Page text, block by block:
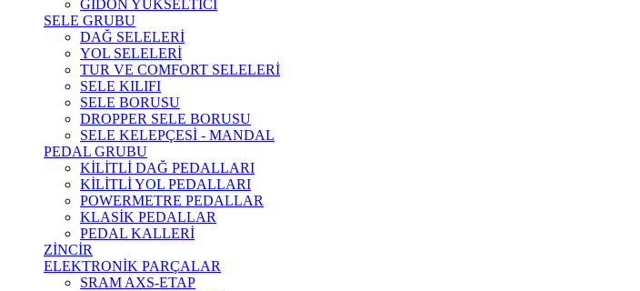
GİDON YÜKSELTİCİ
SELE GRUBU
DAĞ SELELERİ
YOL SELELERİ
TUR VE COMFORT SELELERİ
SELE KILIFI
SELE BORUSU
DROPPER SELE BORUSU
SELE KELEPÇESİ - MANDAL
PEDAL GRUBU
KİLİTLİ DAĞ PEDALLARI
KİLİTLİ YOL PEDALLARI
POWERMETRE PEDALLAR
KLASİK PEDALLAR
PEDAL KALLERİ
ZİNCİR
ELEKTRONİK PARÇALAR
SRAM AXS-ETAP